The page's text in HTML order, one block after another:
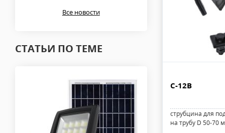
Все новости
СТАТЬИ ПО ТЕМЕ
C-12B
струбцина для
на трубу D 50-70